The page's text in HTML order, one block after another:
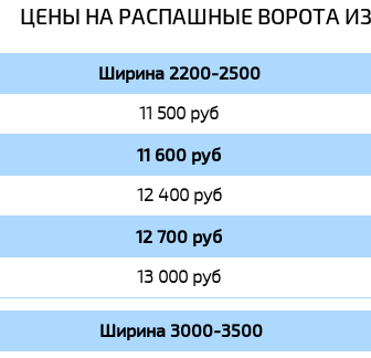
ЦЕНЫ НА РАСПАШНЫЕ ВОРОТА
Ширина 2200-2500
11 500 руб
11 600 руб
12 400 руб
12 700 руб
13 000 руб
Ширина 3000-3500